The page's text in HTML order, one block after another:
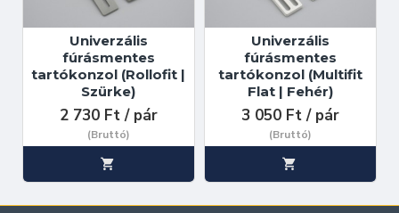
Univerzális
fúrásmentes
tartókonzol (Rollofit |
Szürke)
2 730 Ft / pár
(Bruttó)
Univerzális
fúrásmentes
tartókonzol (Multifit
Flat | Fehér)
3 050 Ft / pár
(Bruttó)